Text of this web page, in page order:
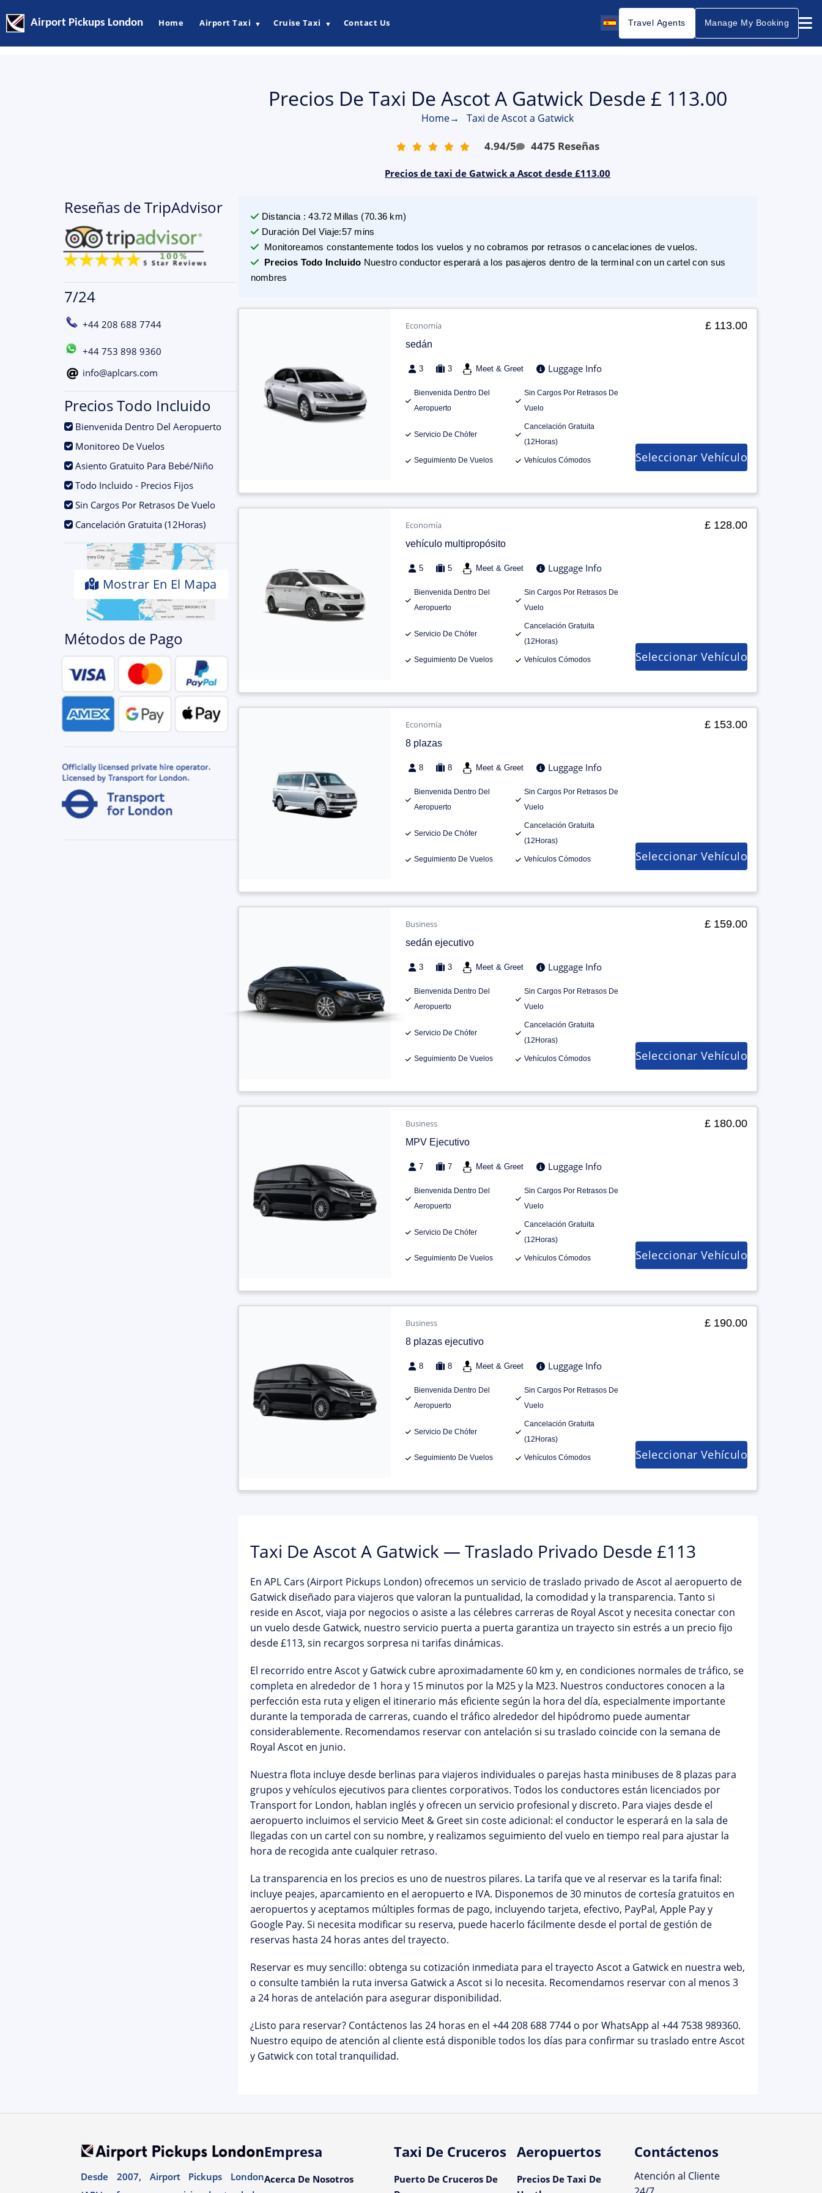
Airport Pickups London Home Airport Taxi ▼ Cruise Taxi ▼ Contact Us Travel Agents Manage My Booking
Reseñas de TripAdvisor
7/24
+44 208 688 7744
+44 753 898 9360
info@aplcars.com
Precios Todo Incluido
Bienvenida Dentro Del Aeropuerto
Monitoreo De Vuelos
Asiento Gratuito Para Bebé/Niño
Todo Incluido - Precios Fijos
Sin Cargos Por Retrasos De Vuelo
Cancelación Gratuita (12Horas)
Mostrar En El Mapa
Métodos de Pago
Precios De Taxi De Ascot A Gatwick Desde £ 113.00
Home→ Taxi de Ascot a Gatwick
4.94/5 4475 Reseñas
Precios de taxi de Gatwick a Ascot desde £113.00
Distancia :43.72 Millas (70.36 km)
Duración Del Viaje:57 mins
Monitoreamos constantemente todos los vuelos y no cobramos por retrasos o cancelaciones de vuelos.
Precios Todo Incluido Nuestro conductor esperará a los pasajeros dentro de la terminal con un cartel con sus
nombres
Economía
sedán
3 3 Meet & Greet Luggage Info
Bienvenida Dentro Del
Aeropuerto
Sin Cargos Por Retrasos De
Vuelo
Servicio De Chófer
Cancelación Gratuita
(12Horas)
Seguimiento De Vuelos Vehículos Cómodos
£ 113.00
Seleccionar Vehículo
Economía
vehículo multipropósito
5 5 Meet & Greet Luggage Info
Bienvenida Dentro Del
Aeropuerto
Sin Cargos Por Retrasos De
Vuelo
Servicio De Chófer
Cancelación Gratuita
(12Horas)
Seguimiento De Vuelos Vehículos Cómodos
£ 128.00
Seleccionar Vehículo
Economía
8 plazas
8 8 Meet & Greet Luggage Info
Bienvenida Dentro Del
Aeropuerto
Sin Cargos Por Retrasos De
Vuelo
Servicio De Chófer
Cancelación Gratuita
(12Horas)
Seguimiento De Vuelos Vehículos Cómodos
£ 153.00
Seleccionar Vehículo
Business
sedán ejecutivo
3 3 Meet & Greet Luggage Info
Bienvenida Dentro Del
Aeropuerto
Sin Cargos Por Retrasos De
Vuelo
Servicio De Chófer
Cancelación Gratuita
(12Horas)
Seguimiento De Vuelos Vehículos Cómodos
£ 159.00
Seleccionar Vehículo
Business
MPV Ejecutivo
7 7 Meet & Greet Luggage Info
Bienvenida Dentro Del
Aeropuerto
Sin Cargos Por Retrasos De
Vuelo
Servicio De Chófer
Cancelación Gratuita
(12Horas)
Seguimiento De Vuelos Vehículos Cómodos
£ 180.00
Seleccionar Vehículo
Business
8 plazas ejecutivo
8 8 Meet & Greet Luggage Info
Bienvenida Dentro Del
Aeropuerto
Sin Cargos Por Retrasos De
Vuelo
Servicio De Chófer
Cancelación Gratuita
(12Horas)
Seguimiento De Vuelos Vehículos Cómodos
£ 190.00
Seleccionar Vehículo
Taxi De Ascot A Gatwick — Traslado Privado Desde £113
En APL Cars (Airport Pickups London) ofrecemos un servicio detraslado privado de Ascot al aeropuerto de
Gatwickdiseñado para viajeros que valoran la puntualidad, la comodidad y la transparencia. Tanto si
reside en Ascot, viaja por negocios o asiste a las célebres carreras de Royal Ascoty necesita conectar con
un vuelo desde Gatwick, nuestro servicio puerta a puerta garantiza un trayecto sin estrés a un precio fijo
desde £113, sin recargos sorpresa ni tarifas dinámicas.
El recorrido entre Ascot y Gatwick cubre aproximadamente 60 km y, en condiciones normales de tráfico, se
completa en alrededor de 1 hora y 15 minutos por la M25 y la M23. Nuestros conductores conocen a la
perfección esta ruta y eligen el itinerario más eficiente según la hora del día, especialmente importante
durante la temporada de carreras, cuando el tráfico alrededor del hipódromo puede aumentar
considerablemente. Recomendamos reservar con antelación si su traslado coincide con la semana de
Royal Ascoten junio.
Nuestra flota incluye desde berlinas para viajeros individuales o parejas hasta minibuses de 8 plazas para
grupos y vehículos ejecutivos para clientes corporativos. Todos los conductores están licenciados por
Transport for London, hablan inglés y ofrecen un servicio profesional y discreto. Para viajes desde el
aeropuerto incluimos el servicio Meet & Greetsin coste adicional: el conductor le esperará en la sala de
llegadas con un cartel con su nombre, y realizamos seguimiento del vuelo en tiempo real para ajustar la
hora de recogida ante cualquier retraso.
La transparencia en los precios es uno de nuestros pilares. La tarifa que ve al reservar es la tarifa final:
incluye peajes, aparcamiento en el aeropuerto e IVA. Disponemos de 30 minutos de cortesía gratuitos en
aeropuertos y aceptamos múltiples formas de pago, incluyendo tarjeta, efectivo, PayPal, Apple Pay y
Google Pay. Si necesita modificar su reserva, puede hacerlo fácilmente desde el portal de gestión de
reservas hasta 24 horas antes del trayecto.
Reservar es muy sencillo: obtenga su cotización inmediata para el trayecto Ascot a Gatwicken nuestra web,
o consulte también la ruta inversa Gatwick a Ascotsi lo necesita. Recomendamos reservar con al menos 3
a 24 horas de antelación para asegurar disponibilidad.
¿Listo para reservar?Contáctenos las 24 horas en el +44 208 688 7744o por WhatsApp al +44 7538 989360.
Nuestro equipo de atención al cliente está disponible todos los días para confirmar su traslado entre Ascot
y Gatwick con total tranquilidad.
Desde 2007, Airport Pickups London
Empresa
Acerca De Nosotros
Taxi De Cruceros
Puerto De Cruceros De
Aeropuertos
Precios De Taxi De
Contáctenos
Atención al Cliente